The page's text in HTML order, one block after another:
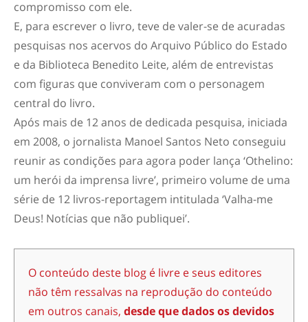
compromisso com ele.
E, para escrever o livro, teve de valer-se de acuradas
pesquisas nos acervos do Arquivo Público do Estado
e da Biblioteca Benedito Leite, além de entrevistas
com figuras que conviveram com o personagem
central do livro.
Após mais de 12 anos de dedicada pesquisa, iniciada
em 2008, o jornalista Manoel Santos Neto conseguiu
reunir as condições para agora poder lança ‘Othelino:
um herói da imprensa livre’, primeiro volume de uma
série de 12 livros-reportagem intitulada ‘Valha-me
Deus! Notícias que não publiquei’.
O conteúdo deste blog é livre e seus editores
não têm ressalvas na reprodução do conteúdo
em outros canais, desde que dados os devidos